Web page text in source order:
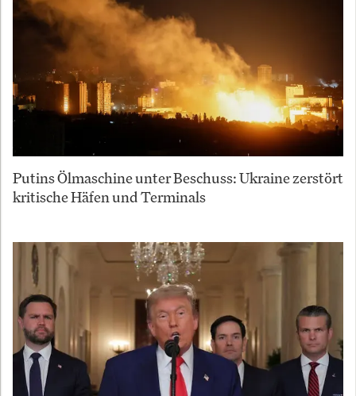
Putins Ölmaschine unter Beschuss: Ukraine zerstört
kritische Häfen und Terminals